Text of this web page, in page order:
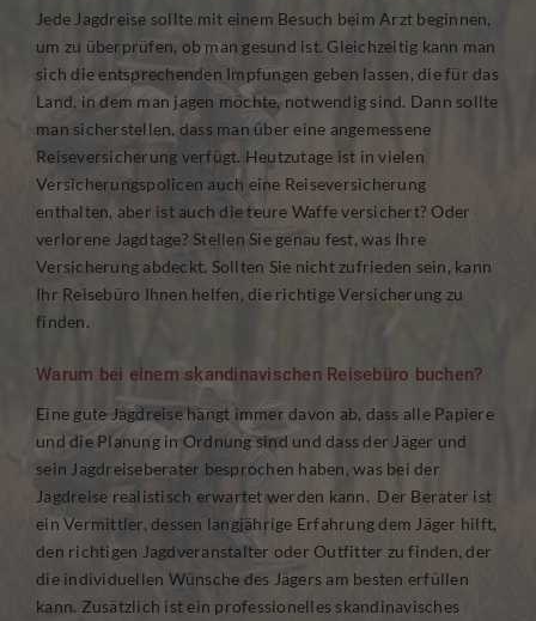
Jede Jagdreise sollte mit einem Besuch beim Arzt beginnen,
um zu überprüfen, ob man gesund ist. Gleichzeitig kann man
sich die entsprechenden Impfungen geben lassen, die für das
Land, in dem man jagen möchte, notwendig sind. Dann sollte
man sicherstellen, dass man über eine angemessene
Reiseversicherung verfügt. Heutzutage ist in vielen
Versicherungspolicen auch eine Reiseversicherung
enthalten, aber ist auch die teure Waffe versichert? Oder
verlorene Jagdtage? Stellen Sie genau fest, was Ihre
Versicherung abdeckt. Sollten Sie nicht zufrieden sein, kann
Ihr Reisebüro Ihnen helfen, die richtige Versicherung zu
finden.
Warum bei einem skandinavischen Reisebüro buchen?
Eine gute Jagdreise hängt immer davon ab, dass alle Papiere
und die Planung in Ordnung sind und dass der Jäger und
sein Jagdreiseberater besprochen haben, was bei der
Jagdreise realistisch erwartet werden kann. Der Berater ist
ein Vermittler, dessen langjährige Erfahrung dem Jäger hilft,
den richtigen Jagdveranstalter oder Outfitter zu finden, der
die individuellen Wünsche des Jägers am besten erfüllen
kann. Zusätzlich ist ein professionelles skandinavisches